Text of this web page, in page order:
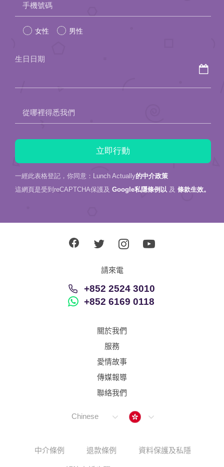
leave
this
手機號碼
女性 男性
生日日期
從哪裡得悉我們
一經此表格登記，你同意：Lunch Actually的中介政策
這網頁是受到reCAPTCHA保護及 Google私隱條例以 及 條款生效。
請來電
+852 2524 3010
+852 6169 0118
關於我們
服務
愛情故事
傳媒報導
聯絡我們
Chinese Hong Kong
中介條例 退款條例 資料保護及私隱